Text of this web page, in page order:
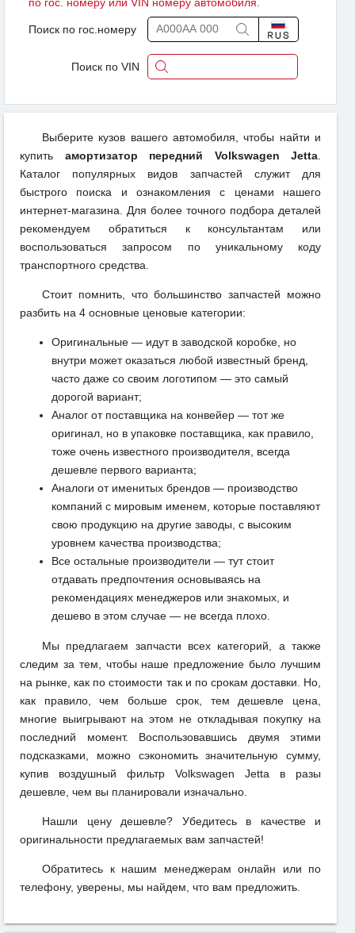
Поиск по гос.номеру
Поиск по VIN
Выберите кузов вашего автомобиля, чтобы найти и
купить амортизатор передний Volkswagen Jetta
Каталог популярных видов запчастей служит для
быстрого поиска и ознакомления с ценами нашего
интернет-магазина. Для более точного подбора деталей
рекомендуем обратиться к консультантам или
воспользоваться запросом по уникальному коду
транспортного средства.
Стоит помнить, что большинство запчастей можно
разбить на 4 основные ценовые категории:
Оригинальные — идут в заводской коробке, но
внутри может оказаться любой известный бренд,
часто даже со своим логотипом — это самый
дорогой вариант;
Аналог от поставщика на конвейер — тот же
оригинал, но в упаковке поставщика, как правило,
тоже очень известного производителя, всегда
дешевле первого варианта;
Аналоги от именитых брендов — производство
компаний с мировым именем, которые поставляют
свою продукцию на другие заводы, с высоким
уровнем качества производства;
Все остальные производители — тут стоит
отдавать предпочтения основываясь на
рекомендациях менеджеров или знакомых, и
дешево в этом случае — не всегда плохо.
Мы предлагаем запчасти всех категорий, а также
следим за тем, чтобы наше предложение было лучшим
на рынке, как по стоимости так и по срокам доставки. Но,
как правило, чем больше срок, тем дешевле цена,
многие выигрывают на этом не откладывая покупку на
последний момент. Воспользовавшись двумя этими
подсказками, можно сэкономить значительную сумму,
купив воздушный фильтр Volkswagen Jetta в разы
дешевле, чем вы планировали изначально.
Нашли цену дешевле? Убедитесь в качестве и
оригинальности предлагаемых вам запчастей!
Обратитесь к нашим менеджерам онлайн или по
телефону, уверены, мы найдем, что вам предложить.